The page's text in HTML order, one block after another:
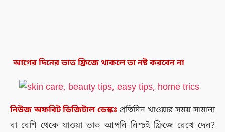
আগের দিনের ভাত ফ্রিজে থাকলে তা নষ্ট করবেন না
নিউজ অফবিট ডিজিটাল ডেস্কঃ প্রতিদিন খাওয়ার সময় সামান্য
বা বেশি থেকে যাওয়া ভাত আপনি নিশ্চই ফ্রিজে রেখে দেন?